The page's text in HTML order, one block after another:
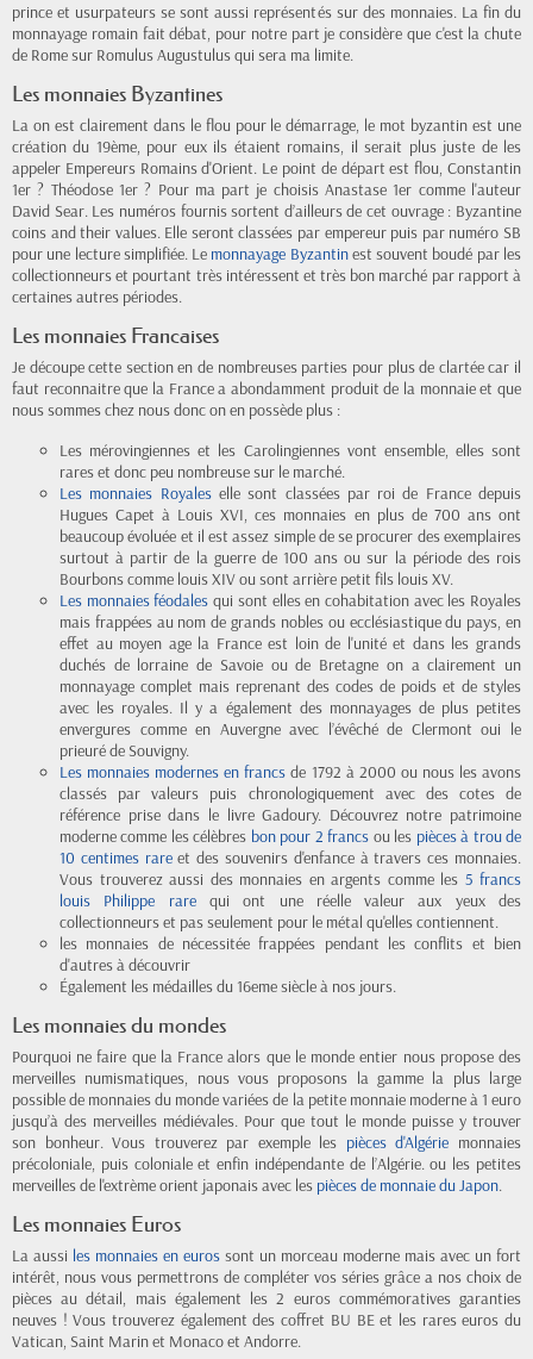
prince et usurpateurs se sont aussi représentés sur des monnaies. La fin du
monnayage romain fait débat, pour notre part je considère que c'est la chute
de Rome sur Romulus Augustulus qui sera ma limite.
Les monnaies Byzantines
La on est clairement dans le flou pour le démarrage, le mot byzantin est une
création du 19ème, pour eux ils étaient romains, il serait plus juste de les
appeler Empereurs Romains d'Orient. Le point de départ est flou, Constantin
1er ? Théodose 1er ? Pour ma part je choisis Anastase 1er comme l'auteur
David Sear. Les numéros fournis sortent d’ailleurs de cet ouvrage : Byzantine
coins and their values. Elle seront classées par empereur puis par numéro SB
pour une lecture simplifiée. Le monnayage Byzantinest souvent boudé par les
collectionneurs et pourtant très intéressent et très bon marché par rapport à
certaines autres périodes.
Les monnaies Francaises
Je découpe cette section en de nombreuses parties pour plus de clartée car il
faut reconnaitre que la France a abondamment produit de la monnaie et que
nous sommes chez nous donc on en possède plus :
Les mérovingiennes et les Carolingiennes vont ensemble, elles sont
rares et donc peu nombreuse sur le marché.
Les monnaies Royaleselle sont classées par roi de France depuis
Hugues Capet à Louis XVI, ces monnaies en plus de 700 ans ont
beaucoup évoluée et il est assez simple de se procurer des exemplaires
surtout à partir de la guerre de 100 ans ou sur la période des rois
Bourbons comme louis XIV ou sont arrière petit fils louis XV.
Les monnaies féodales qui sont elles en cohabitation avec les Royales
mais frappées au nom de grands nobles ou ecclésiastique du pays, en
effet au moyen age la France est loin de l'unité et dans les grands
duchés de lorraine de Savoie ou de Bretagne on a clairement un
monnayage complet mais reprenant des codes de poids et de styles
avec les royales. Il y a également des monnayages de plus petites
envergures comme en Auvergne avec l’évêché de Clermont oui le
prieuré de Souvigny.
Les monnaies modernes en francs de 1792 à 2000 ou nous les avons
classés par valeurs puis chronologiquement avec des cotes de
référence prise dans le livre Gadoury. Découvrez notre patrimoine
moderne comme les célèbres bon pour 2 francs ou les pièces à trou de
10 centimes rareet des souvenirs d'enfance à travers ces monnaies.
Vous trouverez aussi des monnaies en argents comme les 5 francs
louis Philippe rarequi ont une réelle valeur aux yeux des
collectionneurs et pas seulement pour le métal qu'elles contiennent.
les monnaies de nécessitée frappées pendant les conflits et bien
d'autres à découvrir
Également les médailles du 16eme siècle à nos jours.
Les monnaies du mondes
Pourquoi ne faire que la France alors que le monde entier nous propose des
merveilles numismatiques, nous vous proposons la gamme la plus large
possible de monnaies du monde variées de la petite monnaie moderne à 1 euro
jusqu’à des merveilles médiévales. Pour que tout le monde puisse y trouver
son bonheur. Vous trouverez par exemple les pièces d'Algérie monnaies
précoloniale, puis coloniale et enfin indépendante de l’Algérie. ou les petites
merveilles de l'extrème orient japonais avec les pièces de monnaie du Japon.
Les monnaies Euros
La aussi les monnaies en euros sont un morceau moderne mais avec un fort
intérêt, nous vous permettrons de compléter vos séries grâce a nos choix de
pièces au détail, mais également les 2 euros commémoratives garanties
neuves ! Vous trouverez également des coffret BU BE et les rares euros du
Vatican, Saint Marin et Monaco et Andorre.